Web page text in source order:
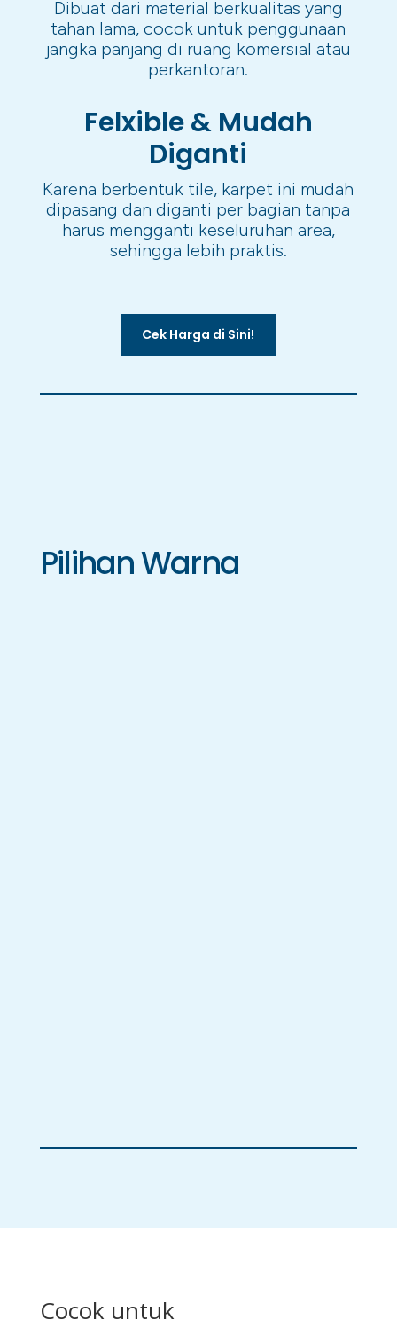
Dibuat dari material berkualitas yang
tahan lama, cocok untuk penggunaan
jangka panjang di ruang komersial atau
perkantoran.
Felxible & Mudah
Diganti
Karena berbentuk tile, karpet ini mudah
dipasang dan diganti per bagian tanpa
harus mengganti keseluruhan area,
sehingga lebih praktis.
Cek Harga di Sini!
Pilihan Warna
Cocok untuk